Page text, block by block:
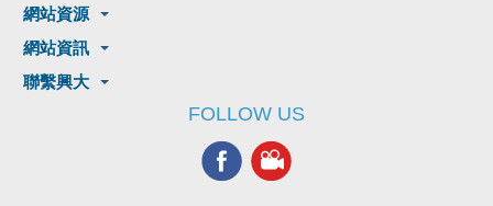
網站資源
網站資訊
聯繫興大
FOLLOW US